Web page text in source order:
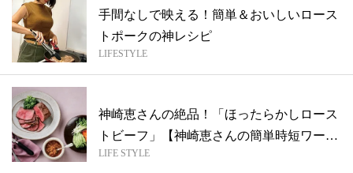
手間なしで映える！簡単＆おいしいロース
トポークの神レシピ
LIFESTYLE
神崎恵さんの絶品！「ほったらかしロース
トビーフ」【神崎恵さんの簡単時短ワーマ
マレ...
LIFE STYLE